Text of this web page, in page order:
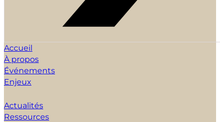
Accueil
À propos
Événements
Enjeux
Actualités
Ressources